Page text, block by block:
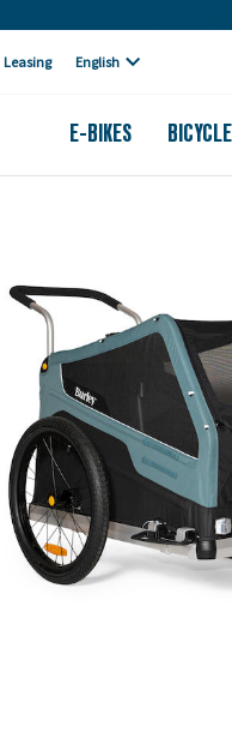
Leasing English
E-BIKES